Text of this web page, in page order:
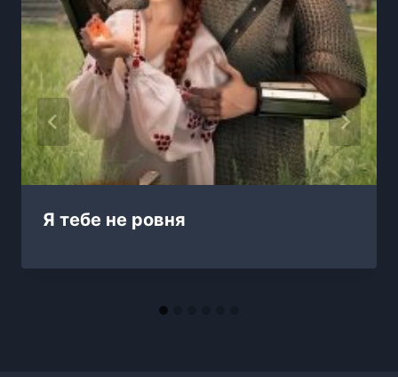
Я тебе не ровня